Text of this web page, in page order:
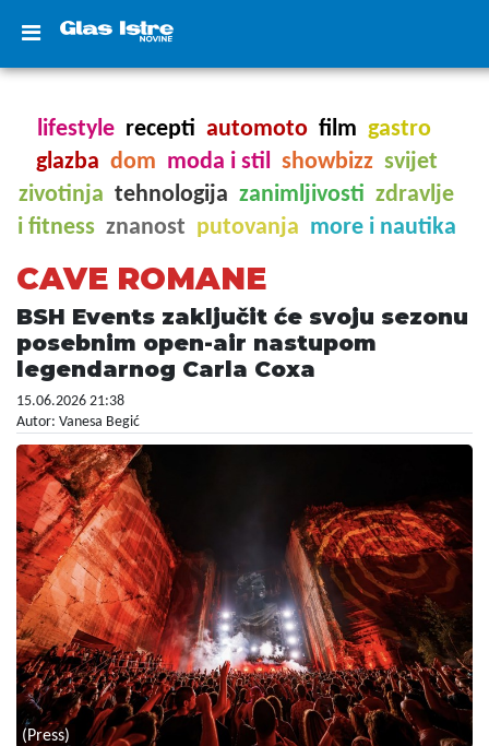
lifestyle recepti automoto film gastro
glazba dom moda i stil showbizz svijet
zivotinja tehnologija zanimljivosti zdravlje
i fitness znanost putovanja more i nautika
CAVE ROMANE
BSH Events zaključit će svoju sezonu
posebnim open-air nastupom
legendarnog Carla Coxa
15.06.2026 21:38
Autor: Vanesa Begić
(Press)